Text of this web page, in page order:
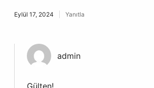
Eylül 17, 2024 Yanıtla
admin
Gülten!